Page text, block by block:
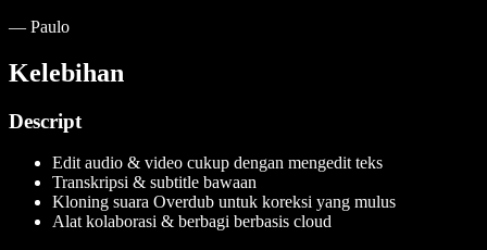
— Paulo
Kelebihan
Descript
Edit audio & video cukup dengan mengedit teks
Transkripsi & subtitle bawaan
Kloning suara Overdub untuk koreksi yang mulus
Alat kolaborasi & berbagi berbasis cloud